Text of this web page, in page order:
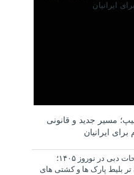
مسیر جدید و قانونی
ایرانیان
لیست قیمت تفریحات دبی در نوروز ۱۴۰۵؛
تر بلیط پارک ها و کشتی های